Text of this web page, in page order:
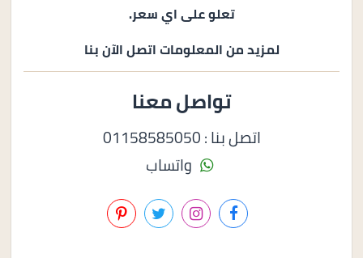
تعلو على اي سعر.
لمزيد من المعلومات اتصل الآن بنا
تواصل معنا
اتصل بنا : 01158585050
واتساب